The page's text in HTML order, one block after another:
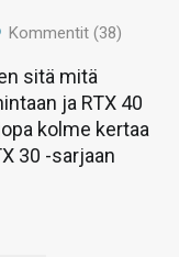
Kommentit (38)
sitä mitä
ja RTX 40
kolme kertaa
30 -sarjaan